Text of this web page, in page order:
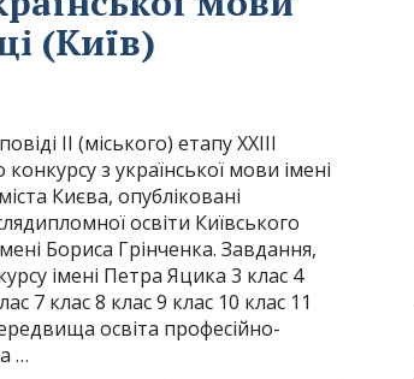
(Київ)
ІІ (міського) етапу ХХІІІ
з української мови імені
Києва, опубліковані
освіти Київського
Бориса Грінченка. Завдання,
імені Петра Яцика 3 клас 4
7 клас 8 клас 9 клас 10 клас 11
освіта професійно-
…